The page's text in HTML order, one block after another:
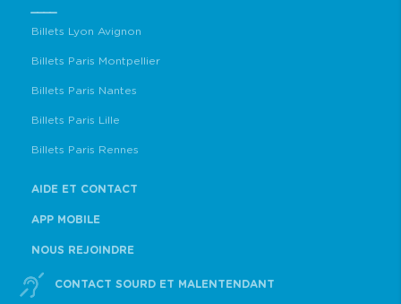
Billets Lyon Avignon
Billets Paris Montpellier
Billets Paris Nantes
Billets Paris Lille
Billets Paris Rennes
AIDE ET CONTACT
APP MOBILE
NOUS REJOINDRE
CONTACT SOURD ET MALENTENDANT